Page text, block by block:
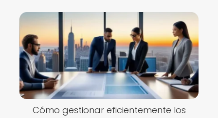
Cómo gestionar eficientemente los